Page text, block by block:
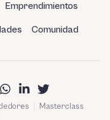
Emprendimientos
Comunidad
Masterclass